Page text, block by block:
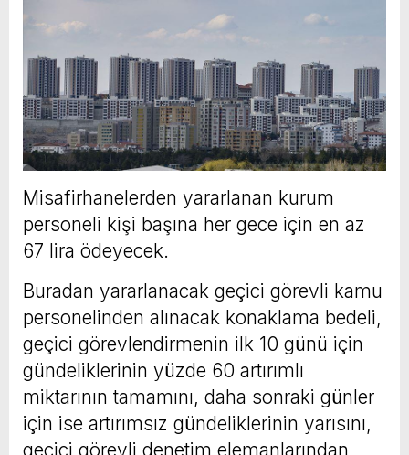
Misafirhanelerden yararlanan kurum
personeli kişi başına her gece için en az
67 lira ödeyecek.
Buradan yararlanacak geçici görevli kamu
personelinden alınacak konaklama bedeli,
geçici görevlendirmenin ilk 10 günü için
gündeliklerinin yüzde 60 artırımlı
miktarının tamamını, daha sonraki günler
için ise artırımsız gündeliklerinin yarısını,
geçici görevli denetim elemanlarından